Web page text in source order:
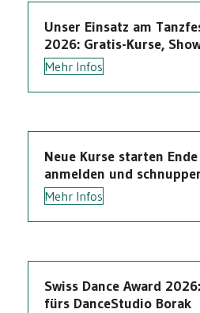
Unser Einsatz am
2026: Gratis-Kurse,
Mehr Infos
Neue Kurse starten
anmelden und
Mehr Infos
Swiss Dance Award
fürs DanceStudio Borak